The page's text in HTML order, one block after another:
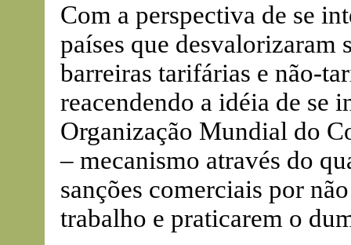
Com a perspectiva de se
países que desvalorizaram
barreiras tarifárias e não-
reacendendo a idéia de se
Organização Mundial do
– mecanismo através do
sanções comerciais por
trabalho e praticarem o